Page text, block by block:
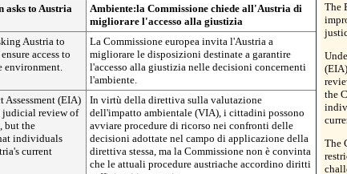
asks to Austria
Ambiente:la Commissione chiede all'Austria di
migliorare l'accesso alla giustizia
Austria to
access to
environment.
La Commissione europea invita l'Austria a
migliorare le disposizioni destinate a garantire
l'accesso alla giustizia nelle decisioni concernenti
l'ambiente.
Assessment (EIA)
judicial review of
but the
individuals
current
In virtù della direttiva sulla valutazione
dell'impatto ambientale (VIA), i cittadini possono
avviare procedure di ricorso nei confronti delle
decisioni adottate nel campo di applicazione della
direttiva stessa, ma la Commissione non è convinta
che le attuali procedure austriache accordino diritti
The
the
The